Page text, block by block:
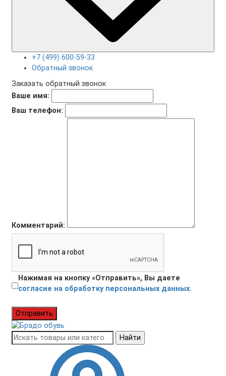
+7 (499) 600-59-33
Обратный звонок
Заказать обратный звонок
Ваше имя:
Ваш телефон:
Комментарий:
Нажимая на кнопку «Отправить», Вы даете
согласие на обработку персональных данных.
Отправить
Найти